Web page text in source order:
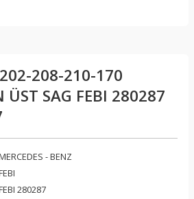
208-210-170
ÜST SAG FEBI 280287
- BENZ
280287